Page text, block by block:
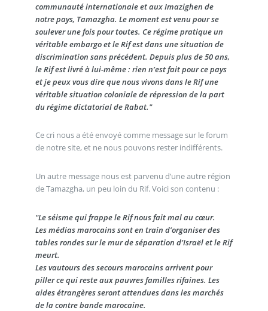
communauté internationale et aux Imazighen de
notre pays, Tamazgha. Le moment est venu pour se
soulever une fois pour toutes. Ce régime pratique un
véritable embargo et le Rif est dans une situation de
discrimination sans précédent. Depuis plus de 50 ans,
le Rif est livré à lui-même : rien n’est fait pour ce pays
et je peux vous dire que nous vivons dans le Rif une
véritable situation coloniale de répression de la part
du régime dictatorial de Rabat."
Ce cri nous a été envoyé comme message sur le forum
de notre site, et ne nous pouvons rester indifférents.
Un autre message nous est parvenu d’une autre région
de Tamazgha, un peu loin du Rif. Voici son contenu :
"Le séisme qui frappe le Rif nous fait mal au cœur.
Les médias marocains sont en train d’organiser des
tables rondes sur le mur de séparation d’Israël et le Rif
meurt.
Les vautours des secours marocains arrivent pour
piller ce qui reste aux pauvres familles rifaines. Les
aides étrangères seront attendues dans les marchés
de la contre bande marocaine.